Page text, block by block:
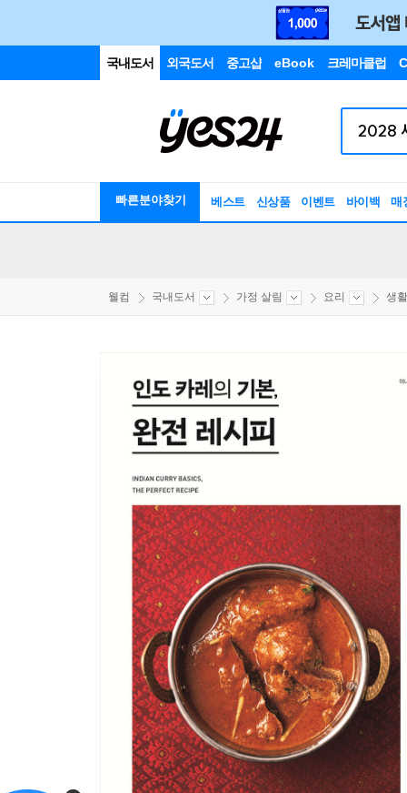
국내도서 외국도서 중고샵 eBook 크레마클럽
빠른분야찾기 베스트 신상품 이벤트 바이백 매
웰컴 국내도서 가정 살림 요리 생